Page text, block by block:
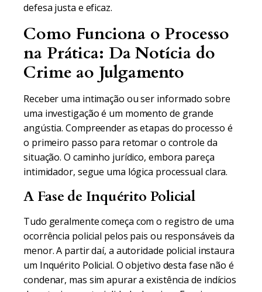
defesa justa e eficaz.
Como Funciona o Processo
na Prática: Da Notícia do
Crime ao Julgamento
Receber uma intimação ou ser informado sobre
uma investigação é um momento de grande
angústia. Compreender as etapas do processo é
o primeiro passo para retomar o controle da
situação. O caminho jurídico, embora pareça
intimidador, segue uma lógica processual clara.
A Fase de Inquérito Policial
Tudo geralmente começa com o registro de uma
ocorrência policial pelos pais ou responsáveis da
menor. A partir daí, a autoridade policial instaura
um Inquérito Policial. O objetivo desta fase não é
condenar, mas sim apurar a existência de indícios